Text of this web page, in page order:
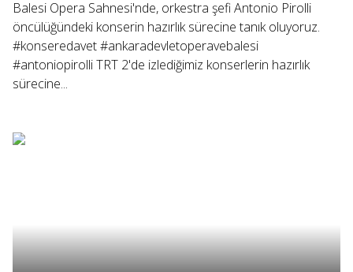
Balesi Opera Sahnesi'nde, orkestra şefi Antonio Pirolli
öncülüğündeki konserin hazırlık sürecine tanık oluyoruz.
#konseredavet #ankaradevletoperavebalesi
#antoniopirolli TRT 2'de izlediğimiz konserlerin hazırlık
sürecine...